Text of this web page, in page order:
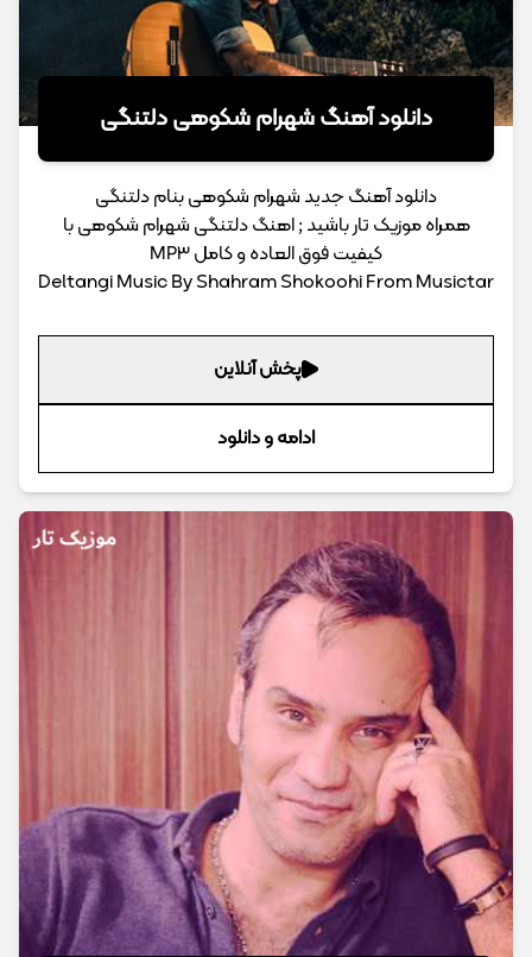
دانلود آهنگ شهرام شکوهی دلتنگی
دانلود آهنگ جدید شهرام شکوهی بنام دلتنگی
همراه موزیک تار باشید ; اهنگ دلتنگی شهرام شکوهی با
کیفیت فوق العاده و کامل MP3
Deltangi Music By Shahram Shokoohi From Musictar
پخش آنلاین
ادامه و دانلود